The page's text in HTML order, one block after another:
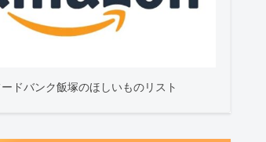
ードバンク飯塚のほしいものリスト